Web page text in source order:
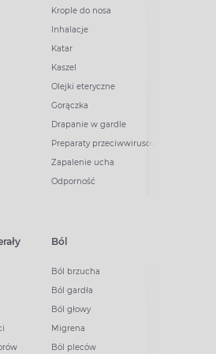
Krople do nosa
Inhalacje
Katar
Kaszel
Olejki eteryczne
Gorączka
Drapanie w gardle
Preparaty przeciwwirusowe
Zapalenie ucha
Odporność
Ból
Ból brzucha
Ból gardła
Ból głowy
Migrena
Ból pleców